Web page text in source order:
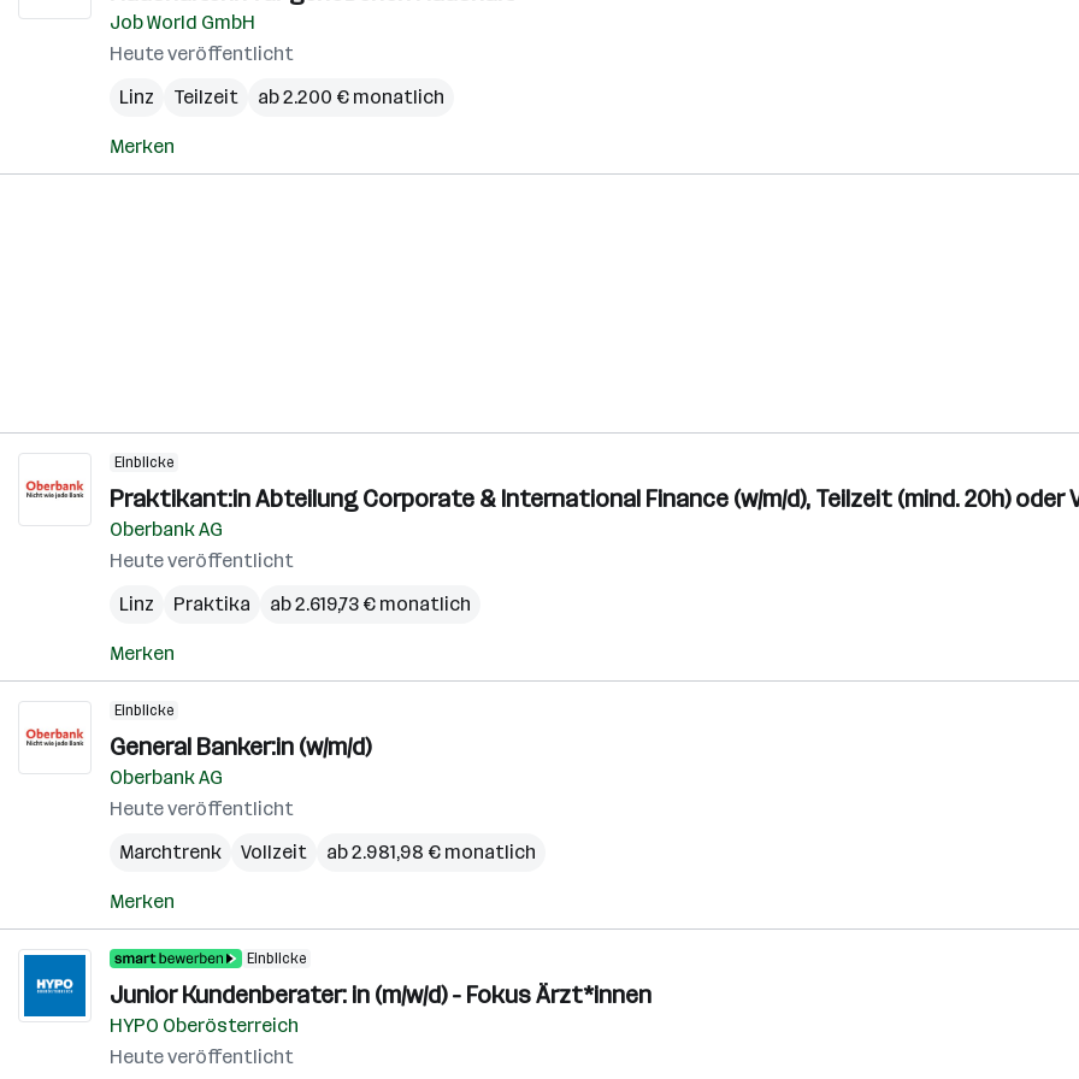
Job World GmbH
Heute veröffentlicht
Linz
Teilzeit ab 2.200 € monatlich
Merken
Einblicke
Praktikant:in Abteilung Corporate & International Finance (w/m/d), Teilzeit (mind. 20h) oder
Oberbank AG
Heute veröffentlicht
Linz
Praktika ab 2.619,73 € monatlich
Merken
Einblicke
General Banker:in (w/m/d)
Oberbank AG
Heute veröffentlicht
Marchtrenk
Vollzeit ab 2.981,98 € monatlich
Merken
Einblicke
Junior Kundenberater: in (m/w/d) - Fokus Ärzt*innen
HYPO Oberösterreich
Heute veröffentlicht